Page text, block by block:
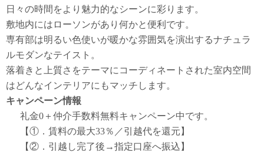
日々の時間をより魅力的なシーンに彩ります。
敷地内にはローソンがあり何かと便利です。
専有部は明るい色使いが暖かな雰囲気を演出するナチュラ
ルモダンなテイスト。
落着きと上質さをテーマにコーディネートされた室内空間
はどんなインテリアにもマッチします。
キャンペーン情報
礼金0 ＋仲介手数料無料キャンペーン中です。
【①．賃料の最大33％／引越代を還元】
【②．引越し完了後→指定口座へ振込】